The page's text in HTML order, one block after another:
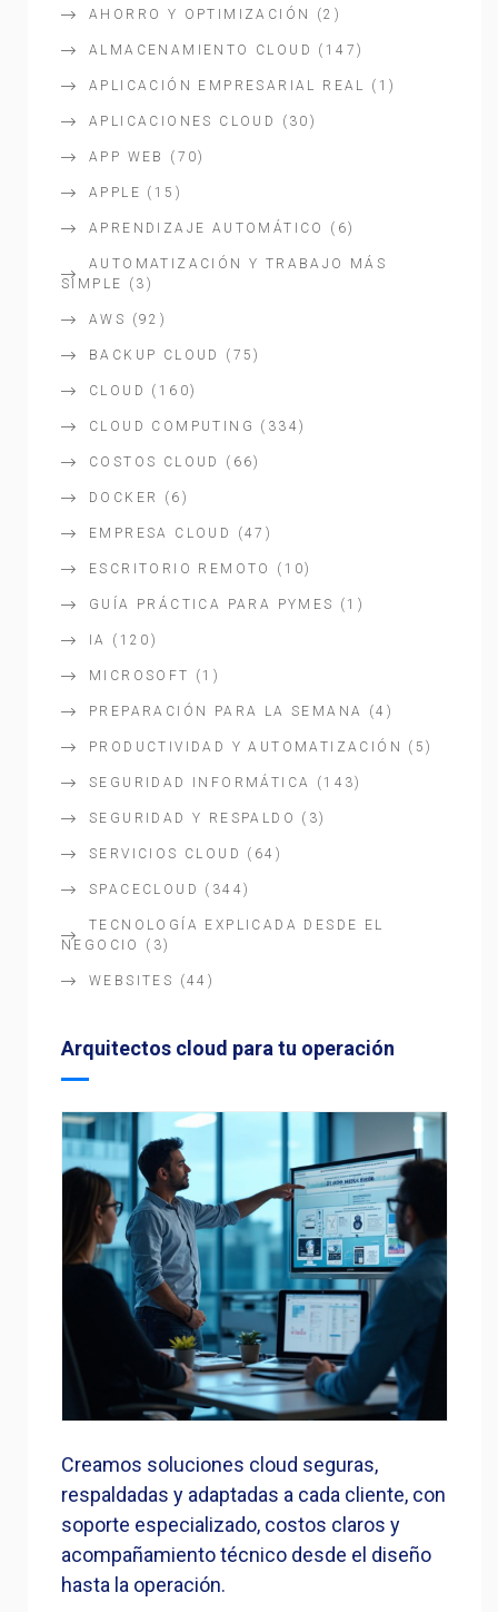
AHORRO Y OPTIMIZACIÓN (2)
ALMACENAMIENTO CLOUD (147)
APLICACIÓN EMPRESARIAL REAL (1)
APLICACIONES CLOUD (30)
APP WEB (70)
APPLE (15)
APRENDIZAJE AUTOMÁTICO (6)
AUTOMATIZACIÓN Y TRABAJO MÁS
SIMPLE
(3)
AWS (92)
BACKUP CLOUD (75)
CLOUD (160)
CLOUD COMPUTING (334)
COSTOS CLOUD (66)
DOCKER (6)
EMPRESA CLOUD (47)
ESCRITORIO REMOTO (10)
GUÍA PRÁCTICA PARA PYMES (1)
IA (120)
MICROSOFT (1)
PREPARACIÓN PARA LA SEMANA (4)
PRODUCTIVIDAD Y AUTOMATIZACIÓN (5)
SEGURIDAD INFORMÁTICA (143)
SEGURIDAD Y RESPALDO (3)
SERVICIOS CLOUD (64)
SPACECLOUD (344)
TECNOLOGÍA EXPLICADA DESDE EL
NEGOCIO
(3)
WEBSITES (44)
Arquitectos cloud para tu operación
Creamos soluciones cloud seguras,
respaldadas y adaptadas a cada cliente, con
soporte especializado, costos claros y
acompañamiento técnico desde el diseño
hasta la operación.